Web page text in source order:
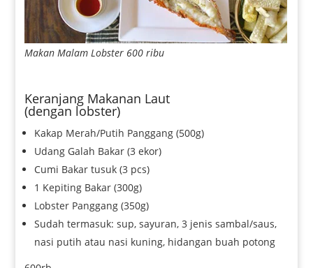
Makan Malam Lobster 600 ribu
Keranjang Makanan Laut
(dengan lobster)
Kakap Merah/Putih Panggang (500g)
Udang Galah Bakar (3 ekor)
Cumi Bakar tusuk (3 pcs)
1 Kepiting Bakar (300g)
Lobster Panggang (350g)
Sudah termasuk: sup, sayuran, 3 jenis sambal/saus,
nasi putih atau nasi kuning, hidangan buah potong